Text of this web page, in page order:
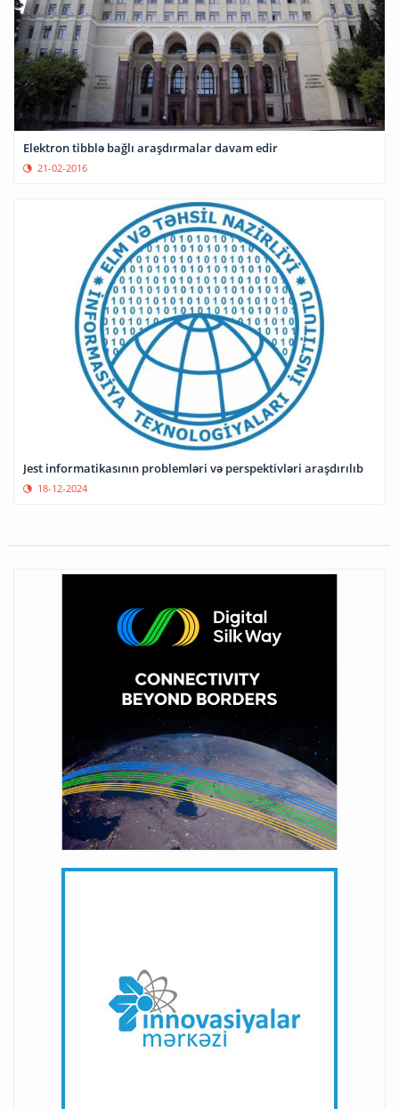
Elektron tibblə bağlı araşdırmalar davam edir
21-02-2016
Jest informatikasının problemləri və perspektivləri araşdırılıb
18-12-2024